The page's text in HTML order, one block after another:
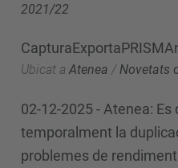
2021/22
Ubicat a Atenea /Novetats
02-12-2025 - Atenea: Es
temporalment la
problemes de rendiment